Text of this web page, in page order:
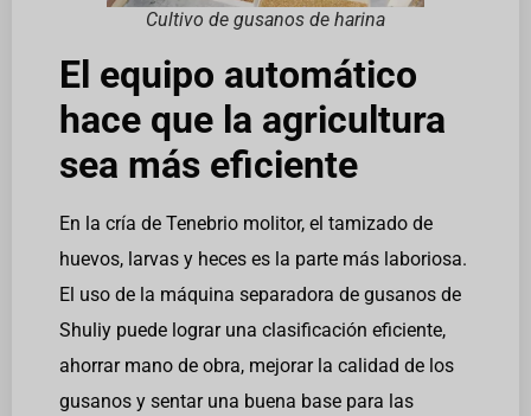
Cultivo de gusanos de harina
El equipo automático
hace que la agricultura
sea más eficiente
En la cría de Tenebrio molitor, el tamizado de
huevos, larvas y heces es la parte más laboriosa.
El uso de la máquina separadora de gusanos de
Shuliy puede lograr una clasificación eficiente,
ahorrar mano de obra, mejorar la calidad de los
gusanos y sentar una buena base para las